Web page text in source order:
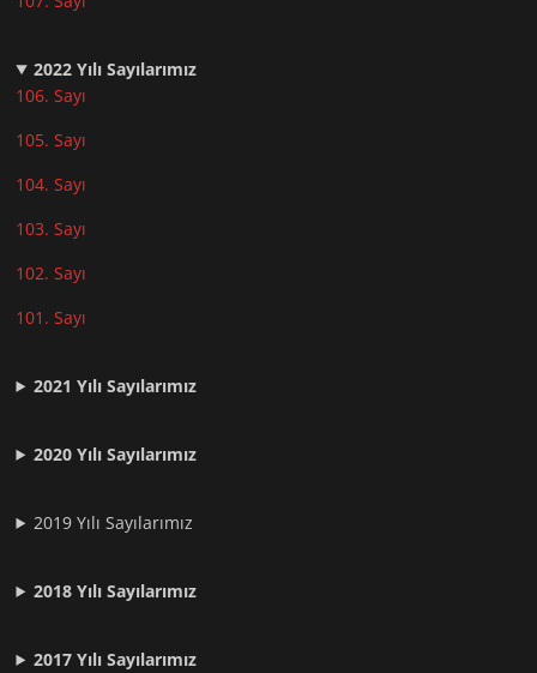
2022 Yılı Sayılarımız
106. Sayı
105. Sayı
104. Sayı
103. Sayı
102. Sayı
101. Sayı
2021 Yılı Sayılarımız
2020 Yılı Sayılarımız
2019 Yılı Sayılarımız
2018 Yılı Sayılarımız
2017 Yılı Sayılarımız